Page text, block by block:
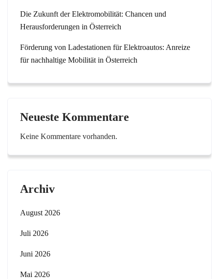
Die Zukunft der Elektromobilität: Chancen und
Herausforderungen in Österreich
Förderung von Ladestationen für Elektroautos: Anreize
für nachhaltige Mobilität in Österreich
Neueste Kommentare
Keine Kommentare vorhanden.
Archiv
August 2026
Juli 2026
Juni 2026
Mai 2026